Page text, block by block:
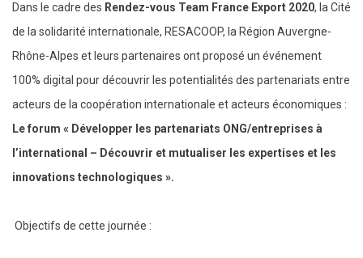
Dans le cadre des Rendez-vous Team France Export 2020, la Cité
de la solidarité internationale, RESACOOP, la Région Auvergne-
Rhône-Alpes et leurs partenaires ont proposé un événement
100% digital pour découvrir les potentialités des partenariats entre
acteurs de la coopération internationale et acteurs économiques :
Le forum « Développer les partenariats ONG/entreprises à
l’international – Découvrir et mutualiser les expertises et les
innovations technologiques ».
Objectifs de cette journée :